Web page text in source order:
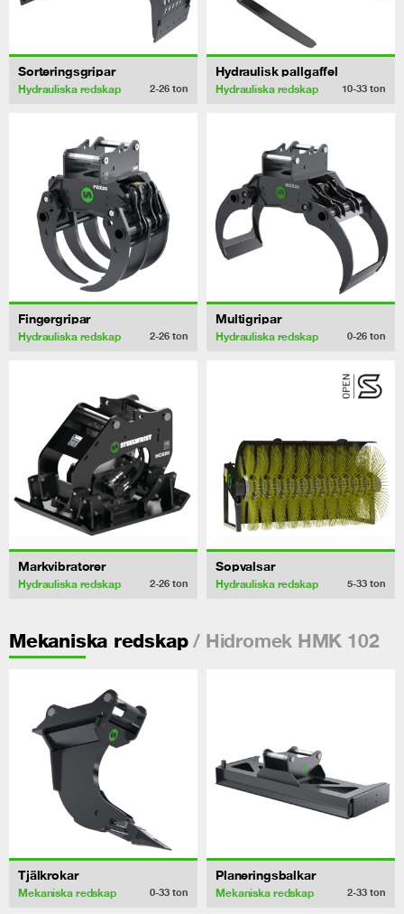
Sorteringsgripar
Hydrauliska redskap 2-26 ton
Hydraulisk pallgaffel
Hydrauliska redskap 10-33 ton
Fingergripar
Hydrauliska redskap 2-26 ton
Multigripar
Hydrauliska redskap 0-26 ton
Markvibratorer
Hydrauliska redskap 2-26 ton
Sopvalsar
Hydrauliska redskap 5-33 ton
Mekaniska redskap/ Hidromek HMK 102
Tjälkrokar
Mekaniska redskap 0-33 ton
Planeringsbalkar
Mekaniska redskap 2-33 ton